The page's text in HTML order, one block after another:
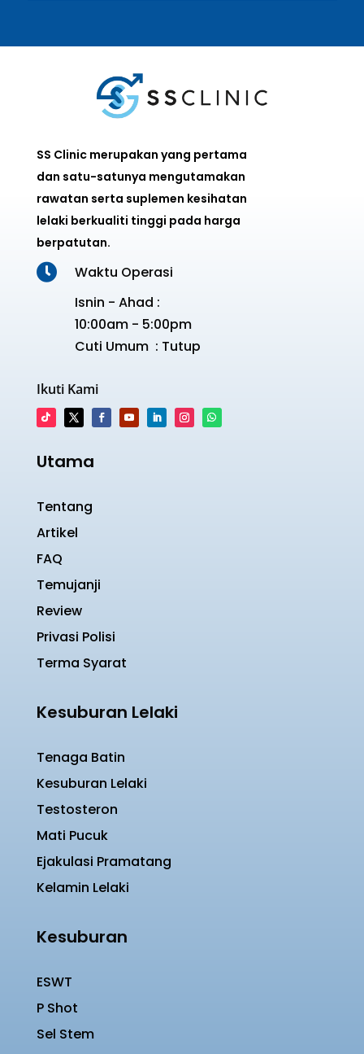
SS Clinic merupakan yang pertama
dan satu-satunya mengutamakan
rawatan serta suplemen kesihatan
lelaki berkualiti tinggi pada harga
berpatutan.

Waktu Operasi
Isnin - Ahad :
10:00am - 5:00pm
Cuti Umum : Tutup
Ikuti Kami
Utama
Tentang
Artikel
FAQ
Temujanji
Review
Privasi Polisi
Terma Syarat
Kesuburan Lelaki
Tenaga Batin
Kesuburan Lelaki
Testosteron
Mati Pucuk
Ejakulasi Pramatang
Kelamin Lelaki
Kesuburan
ESWT
P Shot
Sel Stem